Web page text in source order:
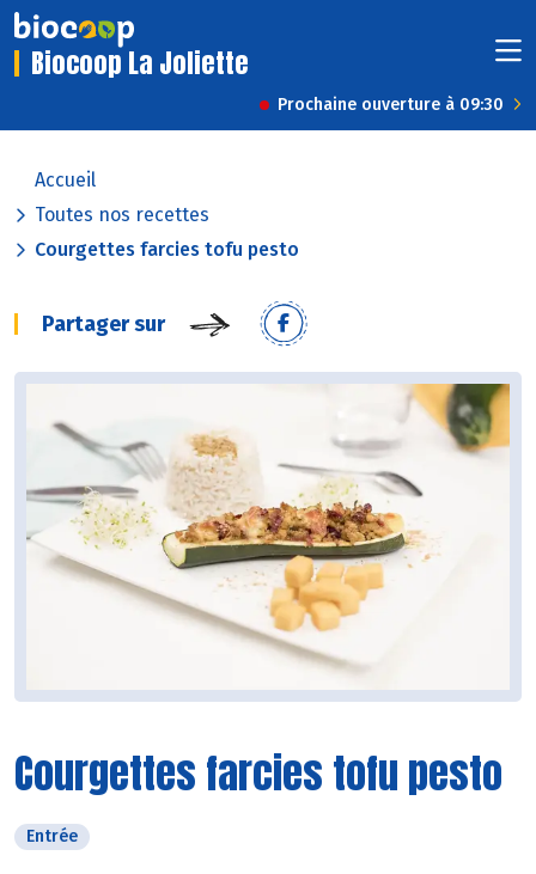
Biocoop La Joliette
Prochaine ouverture à 09:30
Accueil
Toutes nos recettes
Courgettes farcies tofu pesto
Partager sur
Courgettes farcies tofu pesto
Entrée